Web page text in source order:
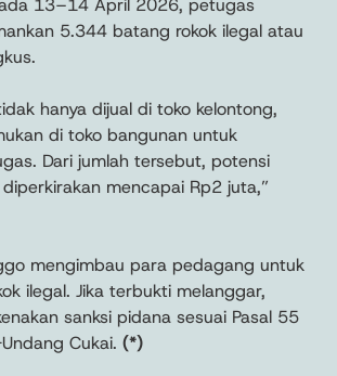
13–14 April 2026, petugas
5.344 batang rokok ilegal atau
hanya dijual di toko kelontong,
di toko bangunan untuk
Dari jumlah tersebut, potensi
mencapai Rp2 juta,”
mengimbau para pedagang untuk
ilegal. Jika terbukti melanggar,
sanksi pidana sesuai Pasal 55
Cukai. (*)